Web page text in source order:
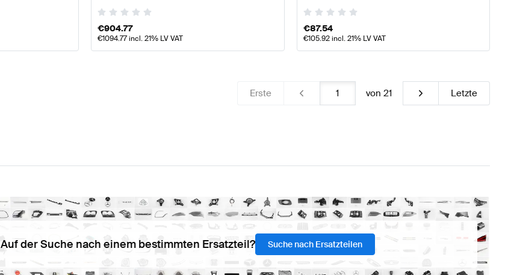
€904.77
€1094.77incl. 21% LV VAT
€87.54
€105.92incl. 21% LV VAT
Erste von 21 Letzte
Auf der Suche nach einem bestimmten Ersatzteil? Suche nach Ersatzteilen